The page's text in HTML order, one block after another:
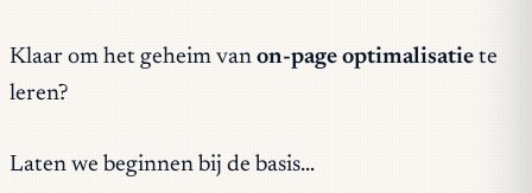
Klaar om het geheim van on-page optimalisatie te
leren?
Laten we beginnen bij de basis…